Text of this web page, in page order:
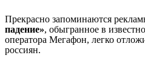
Прекрасно запоминаются
падение», обыгранное в
оператора Мегафон, легко
россиян.